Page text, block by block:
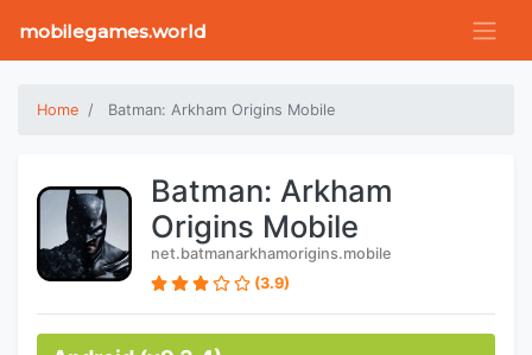
mobilegames.world
Home Batman: Arkham Origins Mobile
Batman: Arkham
Origins Mobile
net.batmanarkhamorigins.mobile
(3.9)